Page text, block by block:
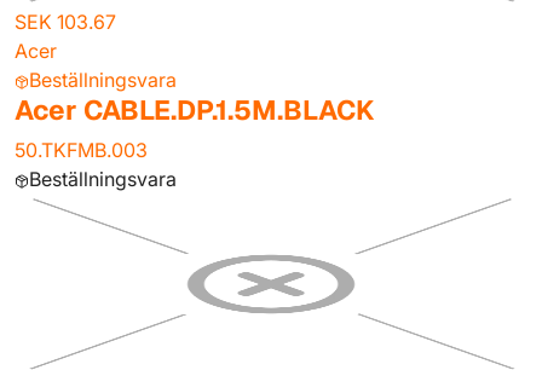
SEK 103.67
Acer
Beställningsvara
Acer CABLE.DP.1.5M.BLACK
50.TKFMB.003
Beställningsvara